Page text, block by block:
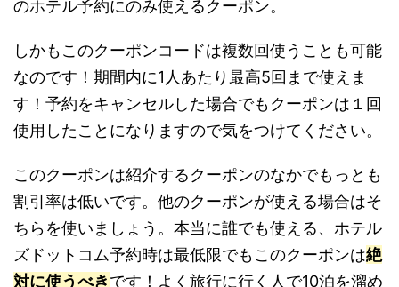
のホテル予約にのみ使えるクーポン。
しかもこのクーポンコードは複数回使うことも可能
なのです！期間内に1人あたり最高5回まで使えま
す！予約をキャンセルした場合でもクーポンは１回
使用したことになりますので気をつけてください。
このクーポンは紹介するクーポンのなかでもっとも
割引率は低いです。他のクーポンが使える場合はそ
ちらを使いましょう。本当に誰でも使える、ホテル
ズドットコム予約時は最低限でもこのクーポンは絶
対に使うべきです！よく旅行に行く人で10泊を溜め